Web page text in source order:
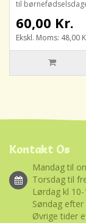
til
60,00 Kr.
Ekskl. Moms: 48,00
Kontakt Os
Mandag til
Torsdag til
Lørdag kl
Søndag
Øvrige tider